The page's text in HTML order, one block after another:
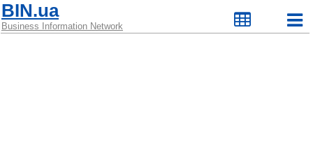
BIN.ua
Business Information Network